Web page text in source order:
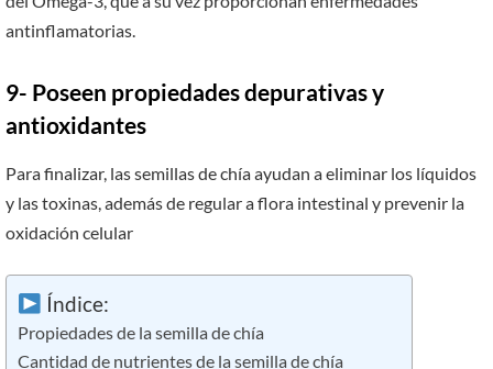
antinflamatorias.
9- Poseen propiedades depurativas y
antioxidantes
Para finalizar, las semillas de chía ayudan a eliminar los líquidos
y las toxinas, además de regular a flora intestinal y prevenir la
oxidación celular
Índice:
Propiedades de la semilla de chía
Cantidad de nutrientes de la semilla de chía